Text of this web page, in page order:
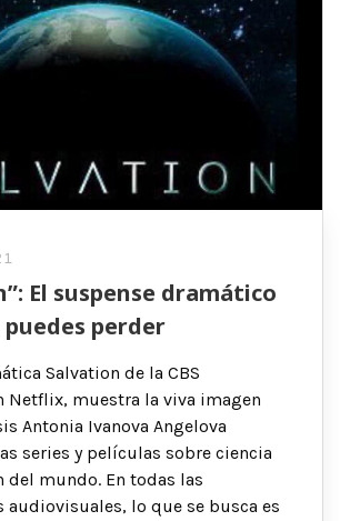
El suspense dramático
perder
Salvation de la CBS
Netflix, muestra la viva imagen
Antonia Ivanova Angelova
series y películas sobre ciencia
del mundo. En todas las
audiovisuales, lo que se busca es